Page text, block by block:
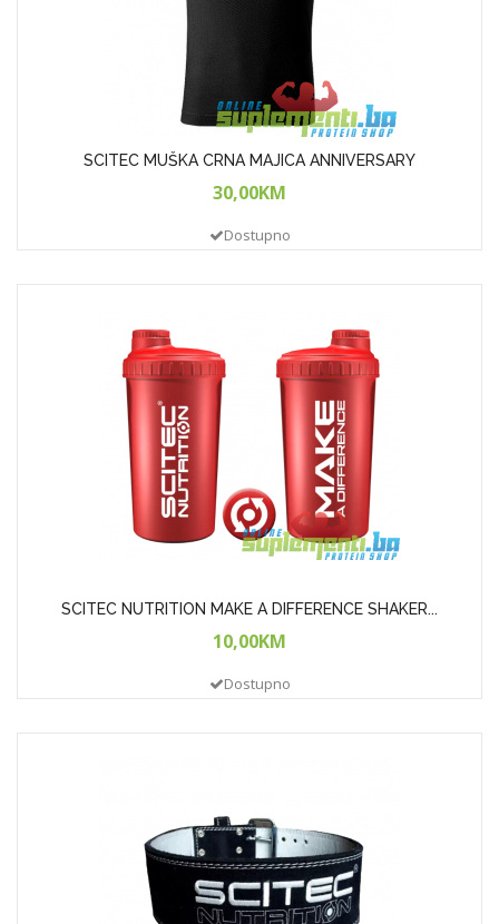
SCITEC MUŠKA CRNA MAJICA ANNIVERSARY
30,00KM
Dostupno
SCITEC NUTRITION MAKE A DIFFERENCE SHAKER...
10,00KM
Dostupno